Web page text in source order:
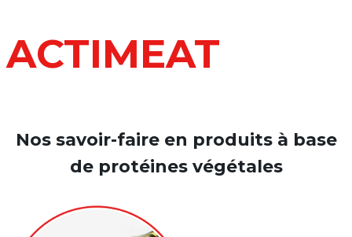
ACTIMEAT
Nos savoir-faire en produits à base
de protéines végétales